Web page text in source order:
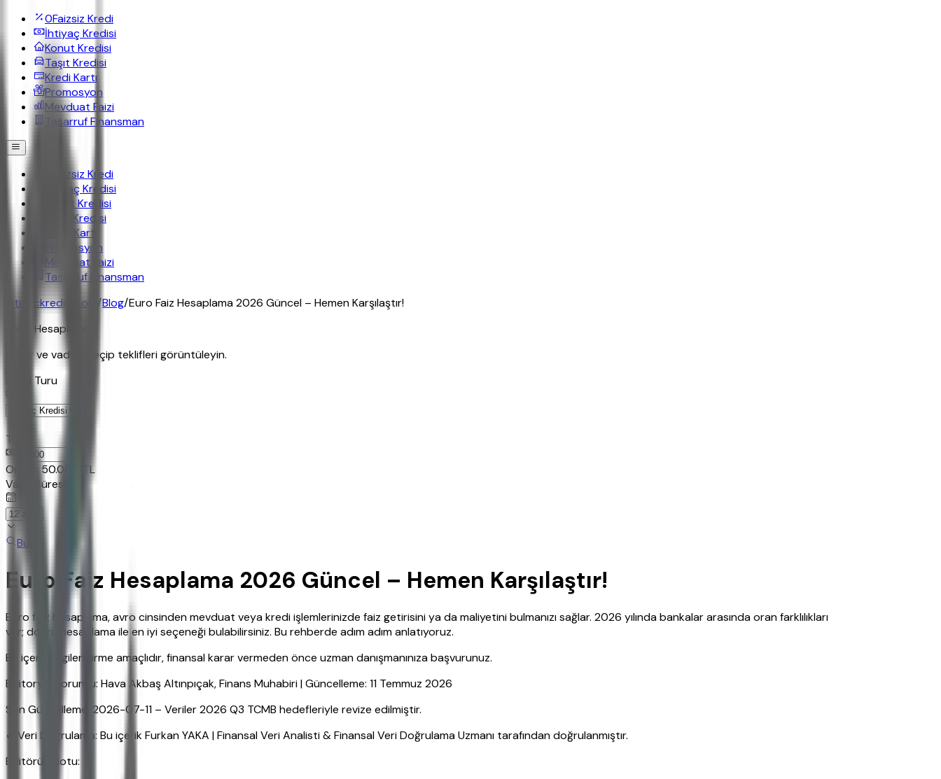
0Faizsiz Kredi
İhtiyaç Kredisi
Konut Kredisi
Taşıt Kredisi
Kredi Kartı
Promosyon
Mevduat Faizi
Tasarruf Finansman
Faizsiz Kredi
İhtiyaç Kredisi
Konut Kredisi
Taşıt Kredisi
Kredi Kartı
Promosyon
Mevduat Faizi
Tasarruf Finansman
ihtiyackredisi.com /Blog/Euro Faiz Hesaplama 2026 Güncel – Hemen Karşılaştır!
Kredi Hesaplama
Tutar ve vadeyi seçip teklifleri görüntüleyin.
Kredi Turu
Tutar
Ornek: 50.000
TL
Vade Süresi
Bul
Euro Faiz Hesaplama 2026 Güncel – Hemen Karşılaştır!
Euro faiz hesaplama, avro cinsinden mevduat veya kredi işlemlerinizde faiz getirisini ya da maliyetini bulmanızı sağlar. 2026 yılında bankalar arasında oran farklılıkları
var; doğru hesaplama ile en iyi seçeneği bulabilirsiniz. Bu rehberde adım adım anlatıyoruz.
Bu içerik bilgilendirme amaçlıdır, finansal karar vermeden önce uzman danışmanınıza başvurunuz.
Editoryal Sorumlu: Hava Akbaş Altınpıçak, Finans Muhabiri | Güncelleme: 11 Temmuz 2026
Son Güncelleme: 2026-07-11 – Veriler 2026 Q3 TCMB hedefleriyle revize edilmiştir.
✔ Veri Doğrulama: Bu içerik Furkan YAKA | Finansal Veri Analisti & Finansal Veri Doğrulama Uzmanı tarafından doğrulanmıştır.
Editörün Notu: